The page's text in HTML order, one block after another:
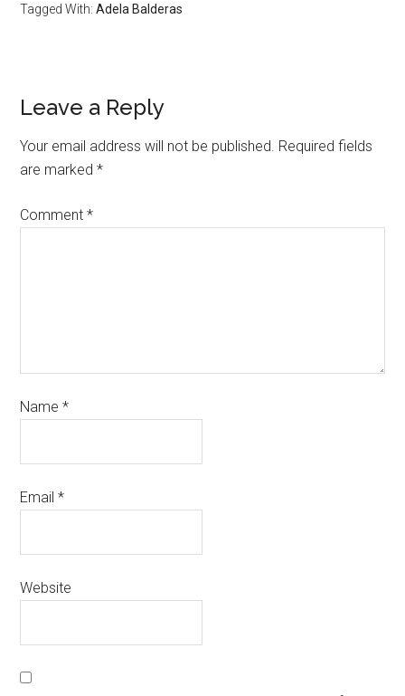
Tagged With:Adela Balderas
Leave a Reply
Your email address will not be published. Required fields
are marked*
Comment*
Name*
Email*
Website